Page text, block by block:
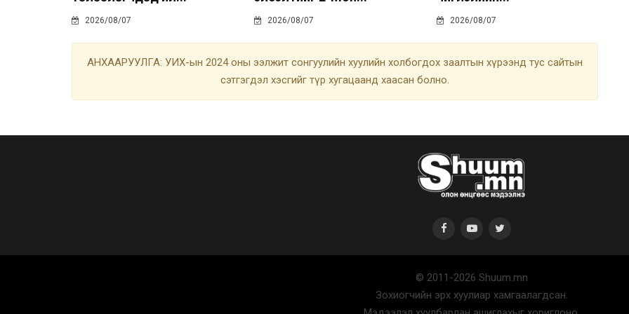
2026/08/07 2026/08/07 2026/08/07
АНХААРУУЛГА: УИХ-ын 2024 оны ээлжит сонгуулийн хуулийн холбогдох заалтын хүрээнд тус сайтын
сэтгэгдэл хэсгийг түр хугацаанд хаасан болно.
© 2011-2026 Shuum.mn
Зохиогчийн эрх хуулиар хамгаалагдсан.